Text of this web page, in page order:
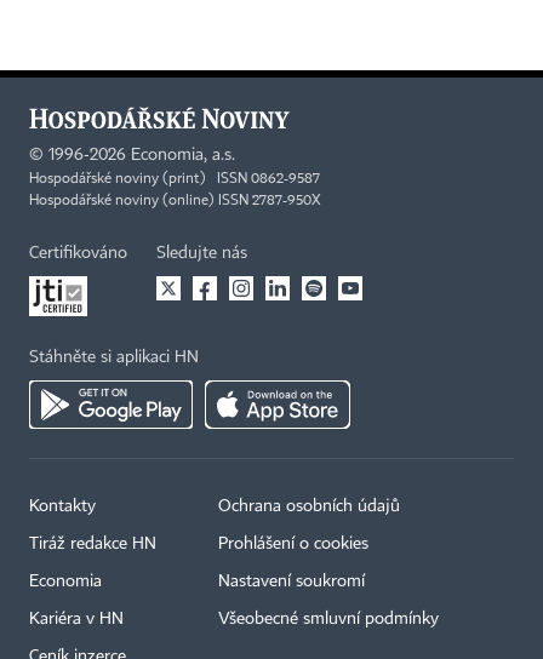
© 1996-2026 Economia, a.s.
Hospodářské noviny (print) ISSN 0862-9587
Hospodářské noviny (online) ISSN 2787-950X
Certifikováno Sledujte nás
Stáhněte si aplikaci HN
Kontakty
Tiráž redakce HN
Economia
Kariéra v HN
Ochrana osobních údajů
Prohlášení o cookies
Nastavení soukromí
Všeobecné smluvní podmínky